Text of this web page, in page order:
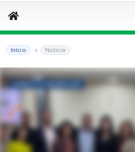
Início Noticia